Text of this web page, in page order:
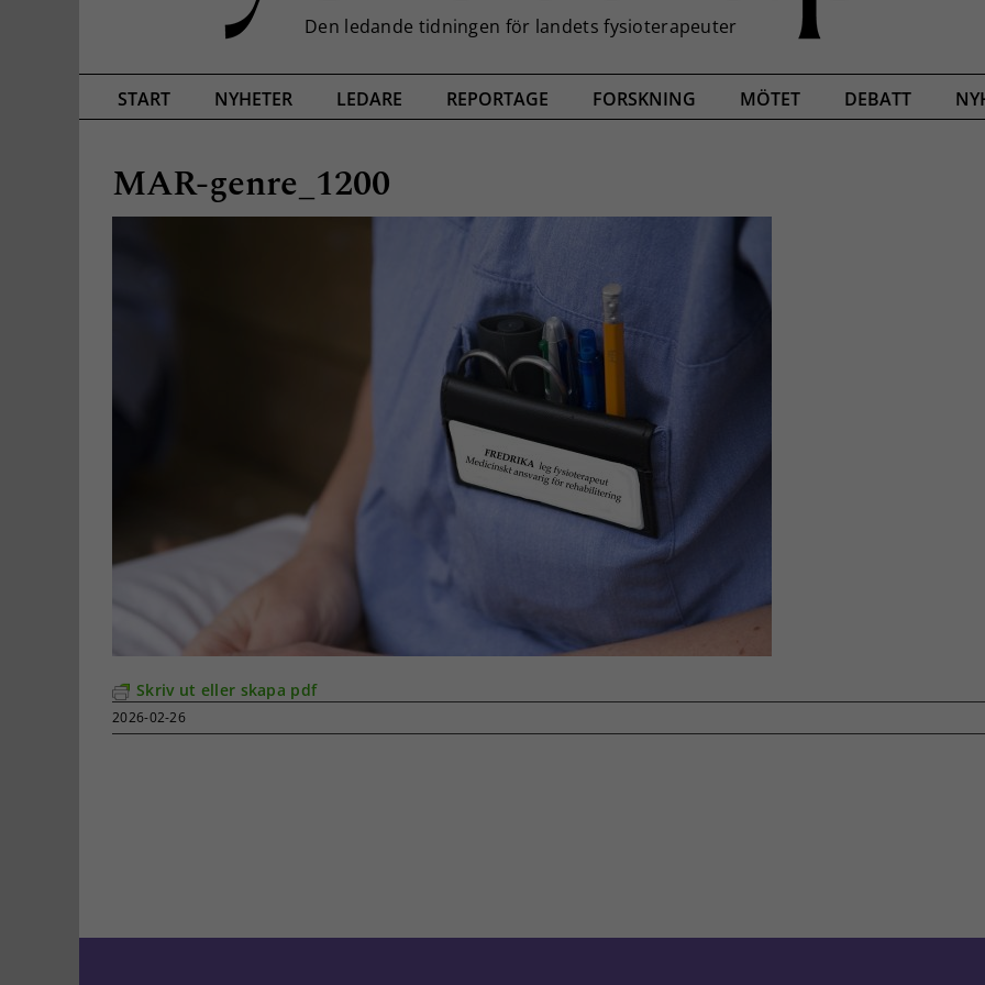
START NYHETER LEDARE REPORTAGE FORSKNING MÖTET DEBATT
MAR-genre_1200
Skriv ut eller skapa pdf
2026-02-26